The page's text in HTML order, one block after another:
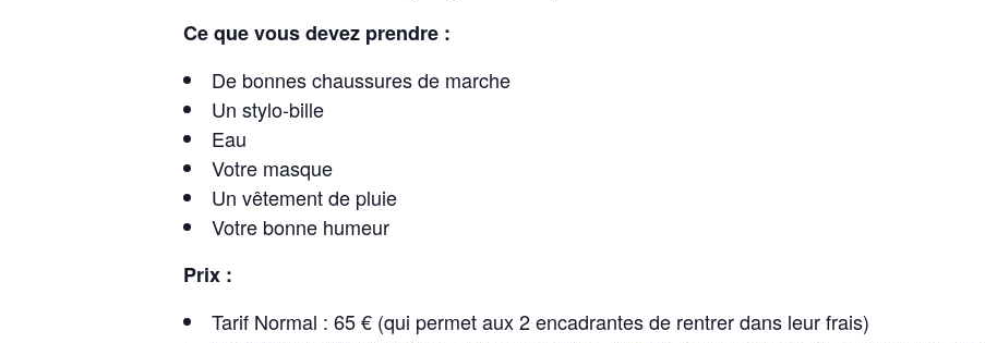
Ce que vous devez prendre :
De bonnes chaussures de marche
Un stylo-bille
Eau
Votre masque
Un vêtement de pluie
Votre bonne humeur
Prix :
Tarif Normal : 65 € (qui permet aux 2 encadrantes de rentrer dans leur frais)